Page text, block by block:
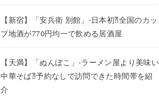
【新宿】「安兵衛 別館」-日本初⁈全国のカッ
プ地酒が770円均一で飲める居酒屋
【天満】「ぬんぽこ」-ラーメン屋より美味い
中華そば⁈予約なしで訪問できた時間帯を紹
介